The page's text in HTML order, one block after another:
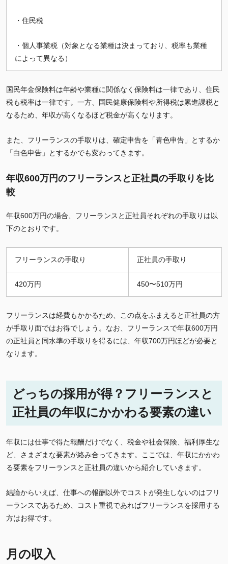
・住民税
・個人事業税（対象となる業種は決まっており、税率も業種
によって異なる）
国民年金保険料は年齢や業種に関係なく保険料は一律であり、住民
税も税率は一律です。一方、国民健康保険料や所得税は累進課税と
なるため、年収が高くなるほど税金が高くなります。
また、フリーランスの手取りは、確定申告を「青色申告」とするか
「白色申告」とするかでも変わってきます。
年収600万円のフリーランスと正社員の手取りを比
較
年収600万円の場合、フリーランスと正社員それぞれの手取りは以
下のとおりです。
フリーランスの手取り 正社員の手取り
420万円 450〜510万円
フリーランスは経費もかかるため、この点をふまえると正社員の方
が手取り面ではお得でしょう。なお、フリーランスで年収600万円
の正社員と同水準の手取りを得るには、年収700万円ほどが必要と
なります。
どっちの採用が得？フリーランスと
正社員の年収にかかわる要素の違い
年収には仕事で得た報酬だけでなく、税金や社会保険、福利厚生な
ど、さまざまな要素が絡み合ってきます。ここでは、年収にかかわ
る要素をフリーランスと正社員の違いから紹介していきます。
結論からいえば、仕事への報酬以外でコストが発生しないのはフリ
ーランスであるため、コスト重視であればフリーランスを採用する
方はお得です。
月の収入